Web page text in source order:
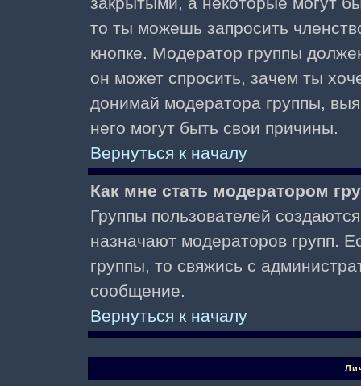
то ты можешь запросить
кнопке. Модератор группы
он может спросить, зачем ты
донимай модератора группы,
него могут быть свои причины.
Вернуться к началу
Как мне стать модератором
Группы пользователей
назначают модераторов групп.
группы, то свяжись с
сообщение.
Вернуться к началу